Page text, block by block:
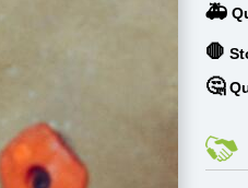
🚑
🛑
🤔